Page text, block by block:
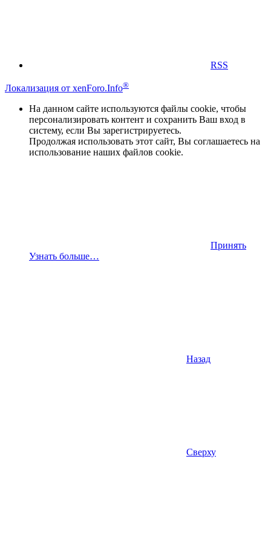
RSS
Локализация от xenForo.Info®
На данном сайте используются файлы cookie, чтобы
персонализировать контент и сохранить Ваш вход в
систему, если Вы зарегистрируетесь.
Продолжая использовать этот сайт, Вы соглашаетесь на
использование наших файлов cookie.
Принять
Узнать больше…
Назад
Сверху